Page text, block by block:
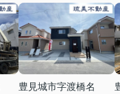
豊見城市字渡橋名